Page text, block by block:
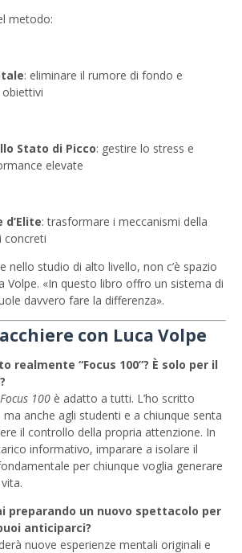
metodo:
: eliminare il rumore di fondo e
Stato di Picco: gestire lo stress e
elevate
d’Elite: trasformare i meccanismi della
concreti
nello studio di alto livello, non c’è spazio
Volpe. «In questo libro offro un sistema di
davvero fare la differenza».
con Luca Volpe
realmente “Focus 100”? È solo per il
Focus 100 è adatto a tutti. L’ho scritto
anche agli studenti e a chiunque senta
il controllo della propria attenzione. In
informativo, imparare a isolare il
per chiunque voglia generare
preparando un nuovo spettacolo per
anticiparci?
nuove esperienze mentali originali e